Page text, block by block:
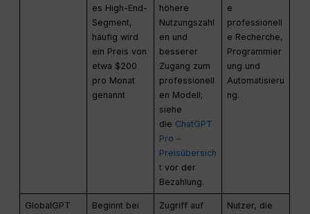
es High-End-
Segment,
häufig wird
ein Preis von
etwa $200
pro Monat
genannt
höhere
Nutzungszahl
en und
besserer
Zugang zum
professionell
en Modell;
siehe
die ChatGPT
Pro –
Preisübersich
tvor der
Bezahlung.
e
professionell
e Recherche,
Programmier
ung und
Automatisieru
ng.
GlobalGPT
Beginnt bei
Zugriff auf
Nutzer, die